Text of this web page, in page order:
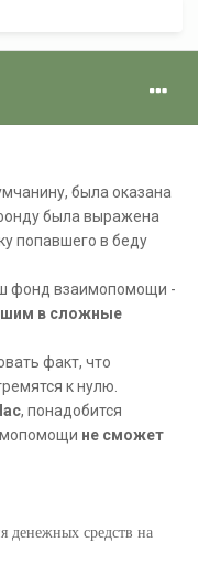
была оказана
была выражена
попавшего в беду
фонд взаимопомощи -
в сложные
факт, что
к нулю.
, понадобится
не сможет
денежных средств на